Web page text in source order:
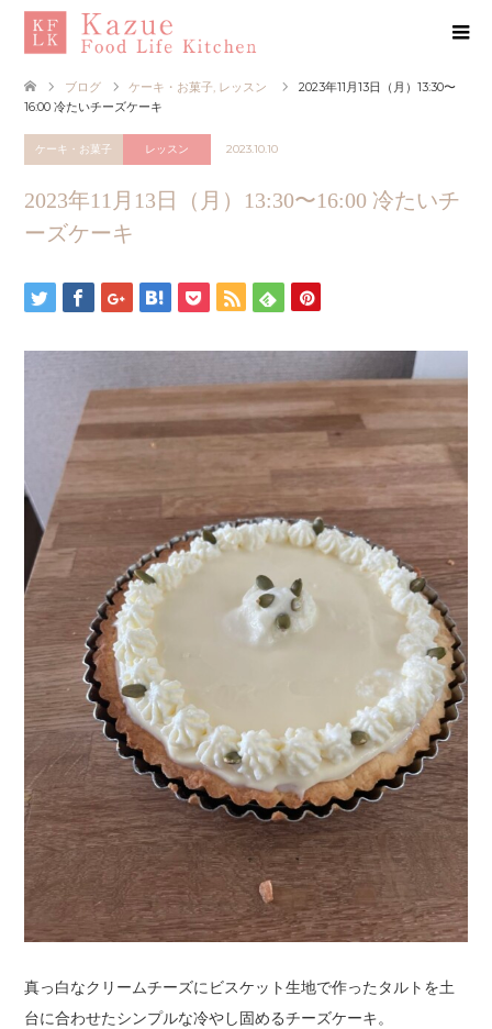
ブログ ケーキ・お菓子 レッスン
2023年11月13日（月）13:30〜
16:00 冷たいチーズケーキ
ケーキ・お菓子 レッスン 2023.10.10
2023年11月13日（月）13:30〜16:00 冷たいチ
ーズケーキ
真っ白なクリームチーズにビスケット生地で作ったタルトを土
台に合わせたシンプルな冷やし固めるチーズケーキ。